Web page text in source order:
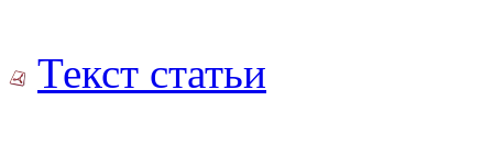
Текст статьи